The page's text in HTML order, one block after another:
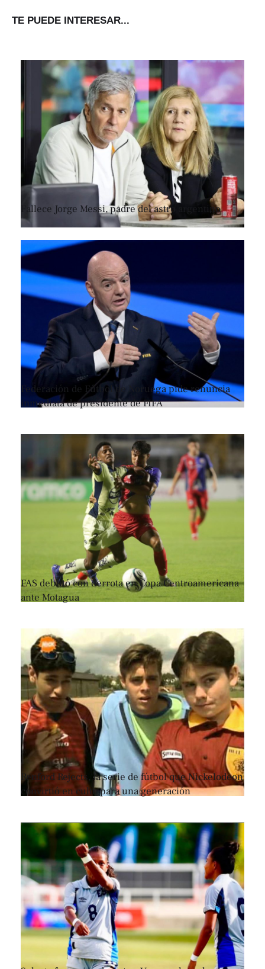
TE PUEDE INTERESAR...
Fallece Jorge Messi, padre del astro argentino
Federación de Fútbol de Noruega pide renuncia
inmediata de presidente de FIFA
FAS debutó con derrota en Copa Centroamericana
ante Motagua
Renford Rejects, la serie de fútbol que Nickelodeon
convirtió en culto para una generación